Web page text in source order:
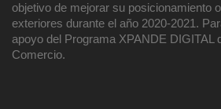
objetivo de mejorar su posicionamiento
exteriores durante el año 2020-2021.
apoyo del Programa XPANDE DIGITAL
Comercio.